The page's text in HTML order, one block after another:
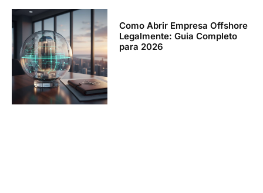
Como Abrir Empresa Offshore
Legalmente: Guia Completo
para 2026